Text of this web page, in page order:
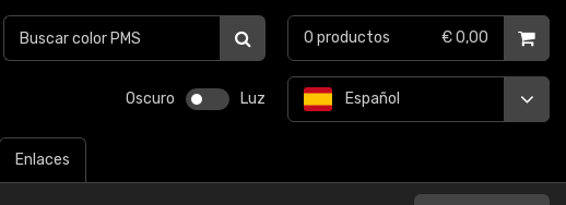
Oscuro Luz
Enlaces
Español
0 productos € 0,00